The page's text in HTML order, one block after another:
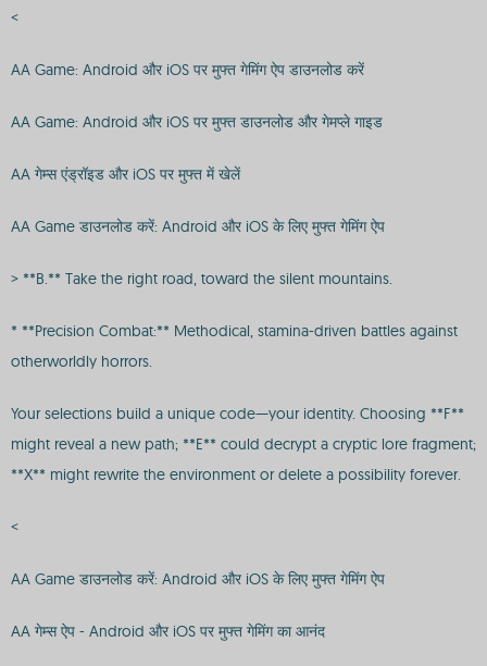
<
AA Game: Android और iOS पर मुफ्त गेमिंग ऐप डाउनलोड करें
AA Game: Android और iOS पर मुफ्त डाउनलोड और गेमप्ले गाइड
AA गेम्स एंड्रॉइड और iOS पर मुफ्त में खेलें
AA Game डाउनलोड करें: Android और iOS के लिए मुफ्त गेमिंग ऐप
> **B.** Take the right road, toward the silent mountains.
* **Precision Combat:** Methodical, stamina-driven battles against
otherworldly horrors.
Your selections build a unique code—your identity. Choosing **F**
might reveal a new path; **E** could decrypt a cryptic lore fragment;
**X** might rewrite the environment or delete a possibility forever.
<
AA Game डाउनलोड करें: Android और iOS के लिए मुफ्त गेमिंग ऐप
AA गेम्स ऐप - Android और iOS पर मुफ्त गेमिंग का आनंद